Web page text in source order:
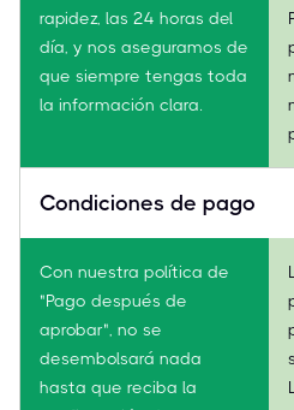
rapidez, las 24 horas del
día, y nos aseguramos de
que siempre tengas toda
la información clara.
Condiciones de pago
Con nuestra política de
"Pago después de
aprobar", no se
desembolsará nada
hasta que reciba la